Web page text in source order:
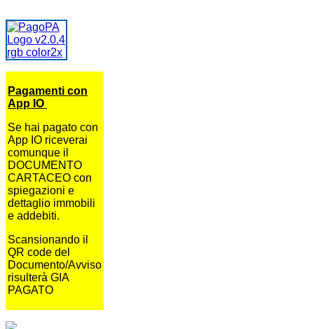
Pagamenti con
App IO
Se hai pagato con
App IO riceverai
comunque il
DOCUMENTO
CARTACEO con
spiegazioni e
dettaglio immobili
e addebiti.
Scansionando il
QR code del
Documento/Avviso
risulterà GIA
PAGATO